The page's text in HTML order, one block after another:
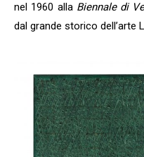
nel 1960 alla Biennale di
dal grande storico dell’arte